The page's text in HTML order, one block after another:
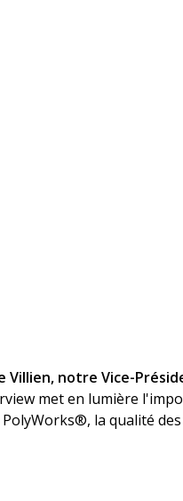
notre Vice-
met en lumière
la qualité